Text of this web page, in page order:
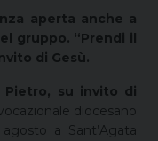
aperta anche a
gruppo. “Prendi il
di Gesù.
Pietro, su invito di
diocesano
a Sant’Agata